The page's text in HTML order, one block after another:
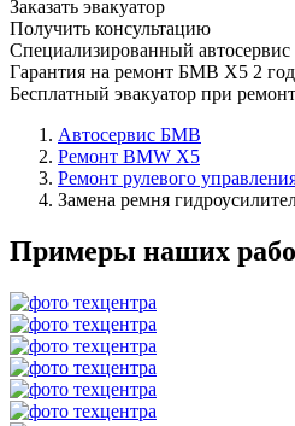
Заказать эвакуатор
Получить консультацию
Специализированный
Гарантия на ремонт БМВ Х5 2
Бесплатный эвакуатор при
Автосервис БМВ
Ремонт BMW X5
Ремонт рулевого
Замена ремня
Примеры наших